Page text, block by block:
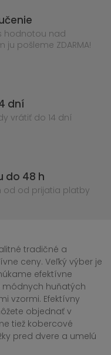
hodnotou nad
pošleme ZDARMA!
dní
vrátiť do 14 dní
do 48 h
od od prijatia platby
tradičné a
ceny. Veľký výber je
efektívne
módnych huňatých
vzormi. Efektívny
objednať v
tiež kobercové
pred dvere a umelú